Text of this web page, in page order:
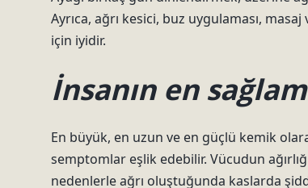
Ayrıca, ağrı kesici, buz uygulaması,
için iyidir.
İnsanın en
En büyük, en uzun ve en güçlü kemik
semptomlar eşlik edebilir. Vücudun
nedenlerle ağrı oluştuğunda kaslarda